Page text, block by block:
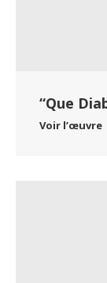
“Que
Voir l’œuvre